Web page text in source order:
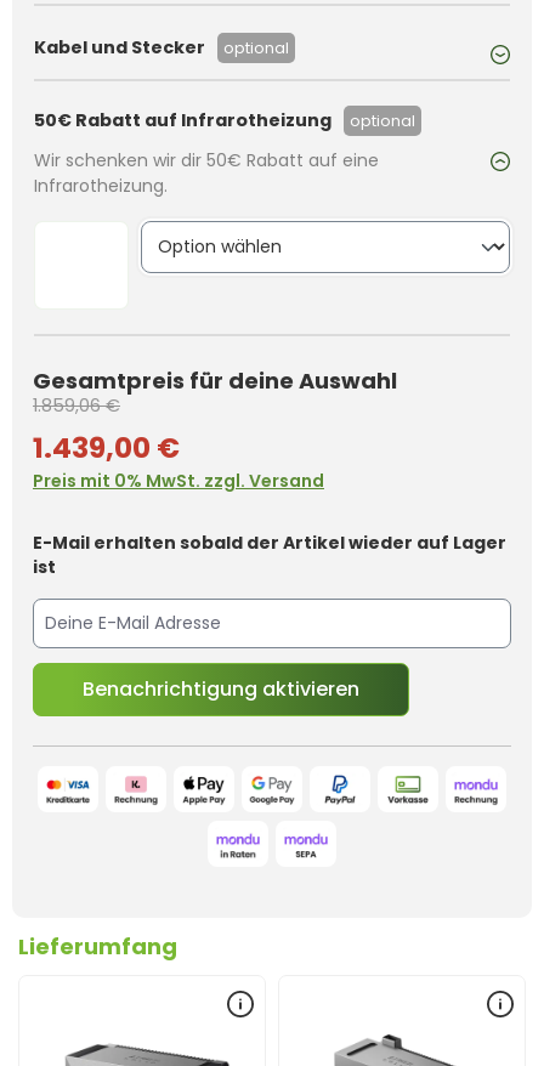
Kabel und Stecker optional
50€ Rabatt auf Infrarotheizung optional
Wir schenken wir dir 50€ Rabatt auf eine
Infrarotheizung.
Gesamtpreis für deine Auswahl
1.859,06 €
1.439,00 €
Preis mit 0% MwSt. zzgl. Versand
E-Mail erhalten sobald der Artikel wieder auf Lager
ist
Benachrichtigung aktivieren
Lieferumfang